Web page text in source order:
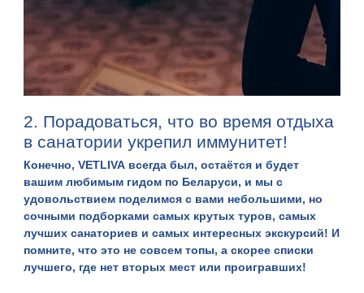
2. Порадоваться, что во время отдыха
в санатории укрепил иммунитет!
Конечно,VETLIVA всегда был, остаётся и будет
вашим любимым гидом по Беларуси, и мы с
удовольствием поделимся с вами небольшими, но
сочными подборками самых крутых туров, самых
лучших санаториев и самых интересных экскурсий! И
помните, что это не совсем топы, а скорее списки
лучшего, где нет вторых мест или проигравших!